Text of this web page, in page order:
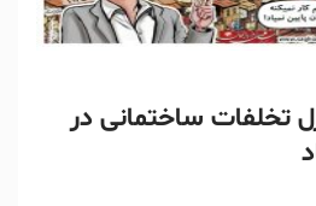
تخلفات ساختمانی در